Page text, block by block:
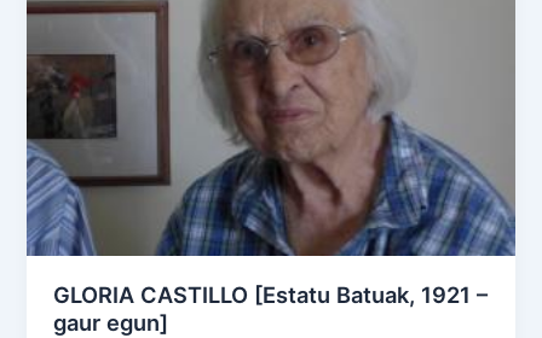
GLORIA CASTILLO [Estatu Batuak, 1921 –
gaur egun]